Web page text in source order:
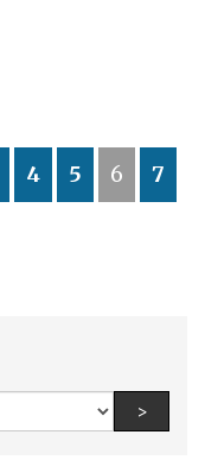
4 5 6 7
All
authors:
>Find